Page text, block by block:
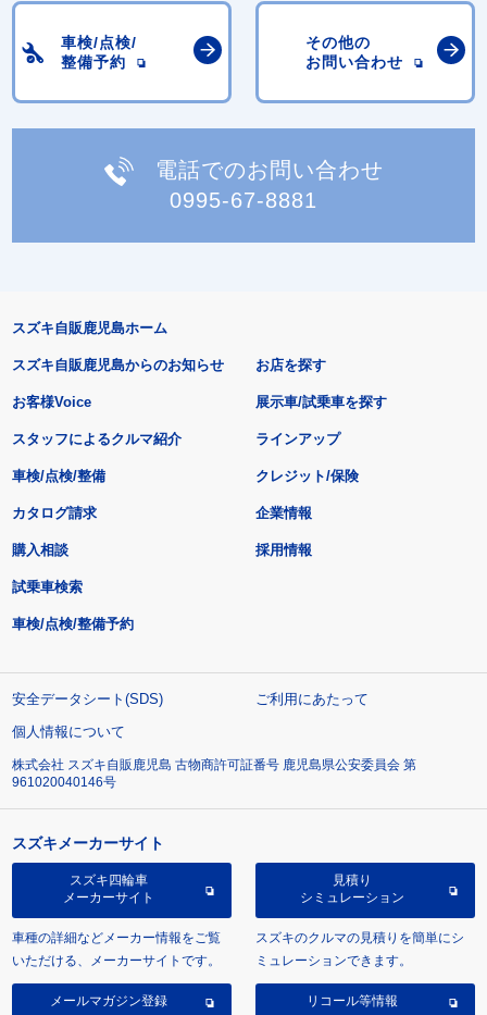
車検/点検/
整備予約
その他の
お問い合わせ
電話でのお問い合わせ
0995-67-8881
スズキ自販鹿児島ホーム
スズキ自販鹿児島からのお知らせ
お客様Voice
スタッフによるクルマ紹介
お店を探す
展示車/試乗車を探す
ラインアップ
車検/点検/整備 クレジット/保険
カタログ請求
購入相談
試乗車検索
車検/点検/整備予約
企業情報
採用情報
安全データシート(SDS)
ご利用にあたって
個人情報について
株式会社 スズキ自販鹿児島 古物商許可証番号 鹿児島県公安委員会 第
961020040146号
スズキメーカーサイト
スズキ四輪車
メーカーサイト
車種の詳細などメーカー情報をご覧
いただける、メーカーサイトです。
見積り
シミュレーション
スズキのクルマの見積りを簡単にシ
ミュレーションできます。
メールマガジン登録 リコール等情報